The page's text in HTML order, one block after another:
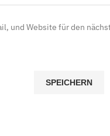
und Website für den